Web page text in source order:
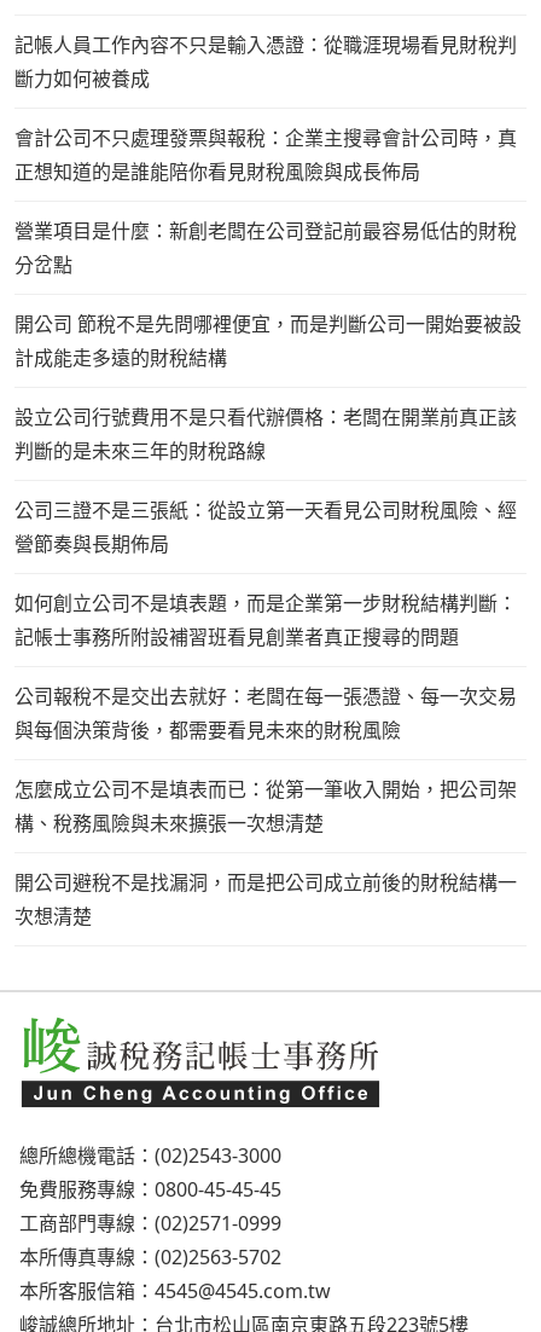
記帳人員工作內容不只是輸入憑證：從職涯現場看見財稅判
斷力如何被養成
會計公司不只處理發票與報稅：企業主搜尋會計公司時，真
正想知道的是誰能陪你看見財稅風險與成長佈局
營業項目是什麼：新創老闆在公司登記前最容易低估的財稅
分岔點
開公司 節稅不是先問哪裡便宜，而是判斷公司一開始要被設
計成能走多遠的財稅結構
設立公司行號費用不是只看代辦價格：老闆在開業前真正該
判斷的是未來三年的財稅路線
公司三證不是三張紙：從設立第一天看見公司財稅風險、經
營節奏與長期佈局
如何創立公司不是填表題，而是企業第一步財稅結構判斷：
記帳士事務所附設補習班看見創業者真正搜尋的問題
公司報稅不是交出去就好：老闆在每一張憑證、每一次交易
與每個決策背後，都需要看見未來的財稅風險
怎麼成立公司不是填表而已：從第一筆收入開始，把公司架
構、稅務風險與未來擴張一次想清楚
開公司避稅不是找漏洞，而是把公司成立前後的財稅結構一
次想清楚
總所總機電話：(02)2543-3000
免費服務專線：0800-45-45-45
工商部門專線：(02)2571-0999
本所傳真專線：(02)2563-5702
本所客服信箱： 4545@4545.com.tw
峻誠總所地址：台北市松山區南京東路五段223號5樓